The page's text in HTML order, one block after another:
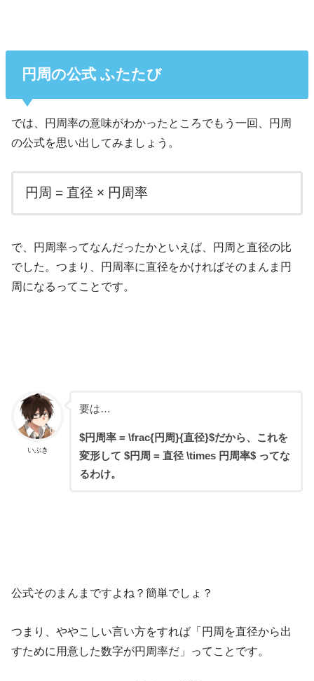
円周の公式 ふたたび
では、円周率の意味がわかったところでもう一回、円周
の公式を思い出してみましょう。
円周 = 直径 × 円周率
で、円周率ってなんだったかといえば、円周と直径の比
でした。つまり、円周率に直径をかければそのまんま円
周になるってことです。
いぶき
要は…
$円周率 = \frac{円周}{直径}$だから、これを
変形して $円周 = 直径 \times 円周率$ ってな
るわけ。
公式そのまんまですよね？簡単でしょ？
つまり、ややこしい言い方をすれば「円周を直径から出
すために用意した数字が円周率だ」ってことです。